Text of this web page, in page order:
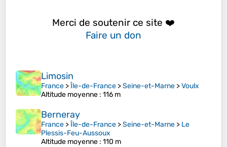
Merci de soutenir ce site ❤️
Faire un don
Limosin
France >Île-de-France >Seine-et-Marne >Voulx
Altitude moyenne : 116 m
Berneray
France >Île-de-France >Seine-et-Marne > Le
Plessis-Feu-Aussoux
Altitude moyenne : 110 m